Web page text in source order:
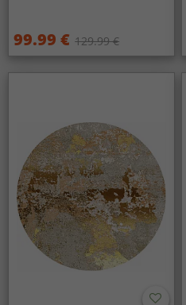
99.99 € 129.99 €